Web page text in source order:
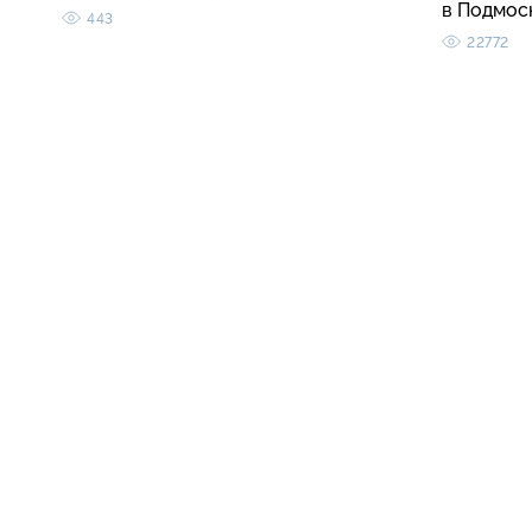
443
в
22772